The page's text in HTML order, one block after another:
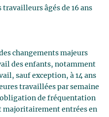
âgés de 16 ans
changements majeurs
des enfants, notamment
sauf exception, à 14 ans
travaillées par semaine
de fréquentation
majoritairement entrées en